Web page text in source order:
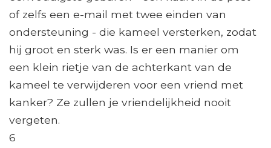
of zelfs een e-mail met twee einden van
ondersteuning - die kameel versterken, zodat
hij groot en sterk was. Is er een manier om
een ​​klein rietje van de achterkant van de
kameel te verwijderen voor een vriend met
kanker? Ze zullen je vriendelijkheid nooit
vergeten.
6